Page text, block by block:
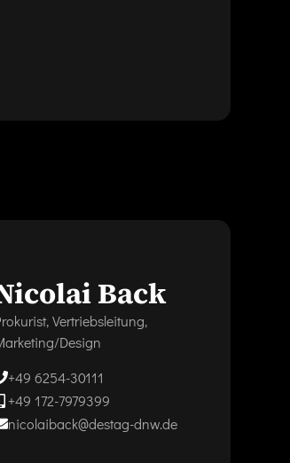
Back
Vertriebsleitung,
Design
+49 6254-30111
+49 172-7979399
nicolaiback@destag-dnw.de